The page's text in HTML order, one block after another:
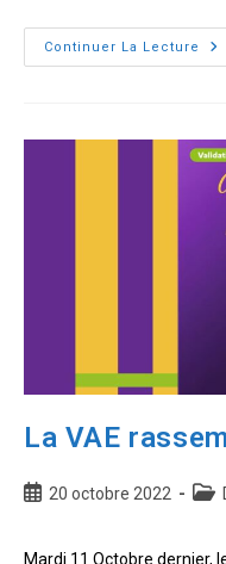
Continuer La Lecture
La VAE
Publication
20 octobre 2022
Post
Mardi 11 Octobre dernier,